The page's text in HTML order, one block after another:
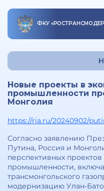
ФКУ «
Новые проекты в
промышленности
Монголия
https://ria.ru/20240902/
Согласно заявлению
Путина, Россия и
перспективных
промышленности,
трансмонгольского
модернизацию Улан-